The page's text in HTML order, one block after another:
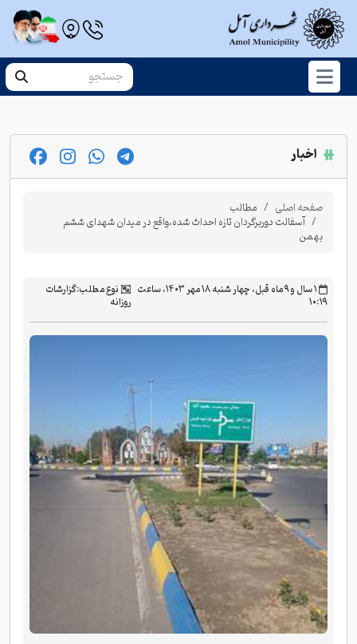
اخبار
صفحه اصلی مطالب
آسفالت دوربرگردان تازه احداث شده،واقع در میدان شهدای ششم
بهمن
‫۱ سال و ۹ ماه قبل، چهار شنبه ۱۸ مهر ۱۴۰۳، ساعت
۱۰:۱۹
نوع مطلب:گزارشات
روزانه